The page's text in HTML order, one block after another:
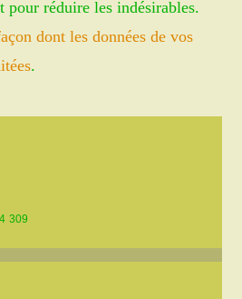
pour réduire les indésirables.
dont les données de vos
.
309